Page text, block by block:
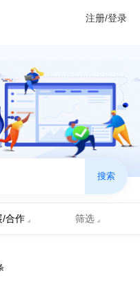
注册/登录
搜索
/合作 筛选